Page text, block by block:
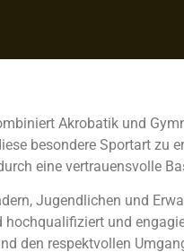
Akrobatik und
besondere Sportart zu
eine vertrauensvolle
Jugendlichen und
und
den respektvollen